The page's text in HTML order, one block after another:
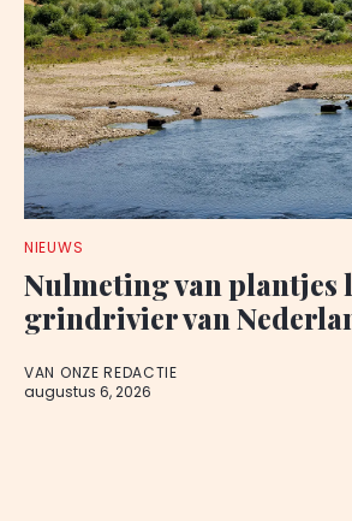
NIEUWS
Nulmeting van plantjes
grindrivier van
VAN ONZE REDACTIE
augustus 6, 2026